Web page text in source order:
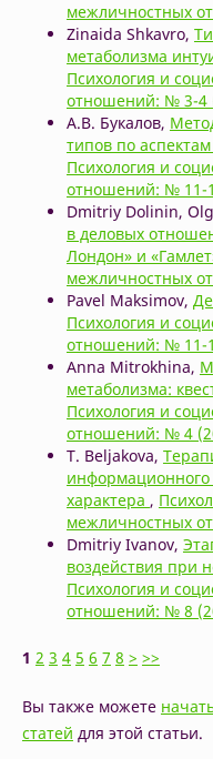
межличностных
Zinaida Shkavro,
метаболизма
Психология и
отношений: № 3-4
А.В. Букалов,
типов по
Психология и
отношений: № 11-
Dmitriy Dolinin,
в деловых
Лондон» и
межличностных
Pavel Maksimov,
Психология и
отношений: № 11-
Anna Mitrokhina,
метаболизма:
Психология и
отношений: № 4
T. Beljakova,
информационного
характера ,
межличностных
Dmitriy Ivanov,
воздействия при
Психология и
отношений: № 8
1 2 3 4 5 6 7 8 > >>
Вы также можете
статей для этой статьи.